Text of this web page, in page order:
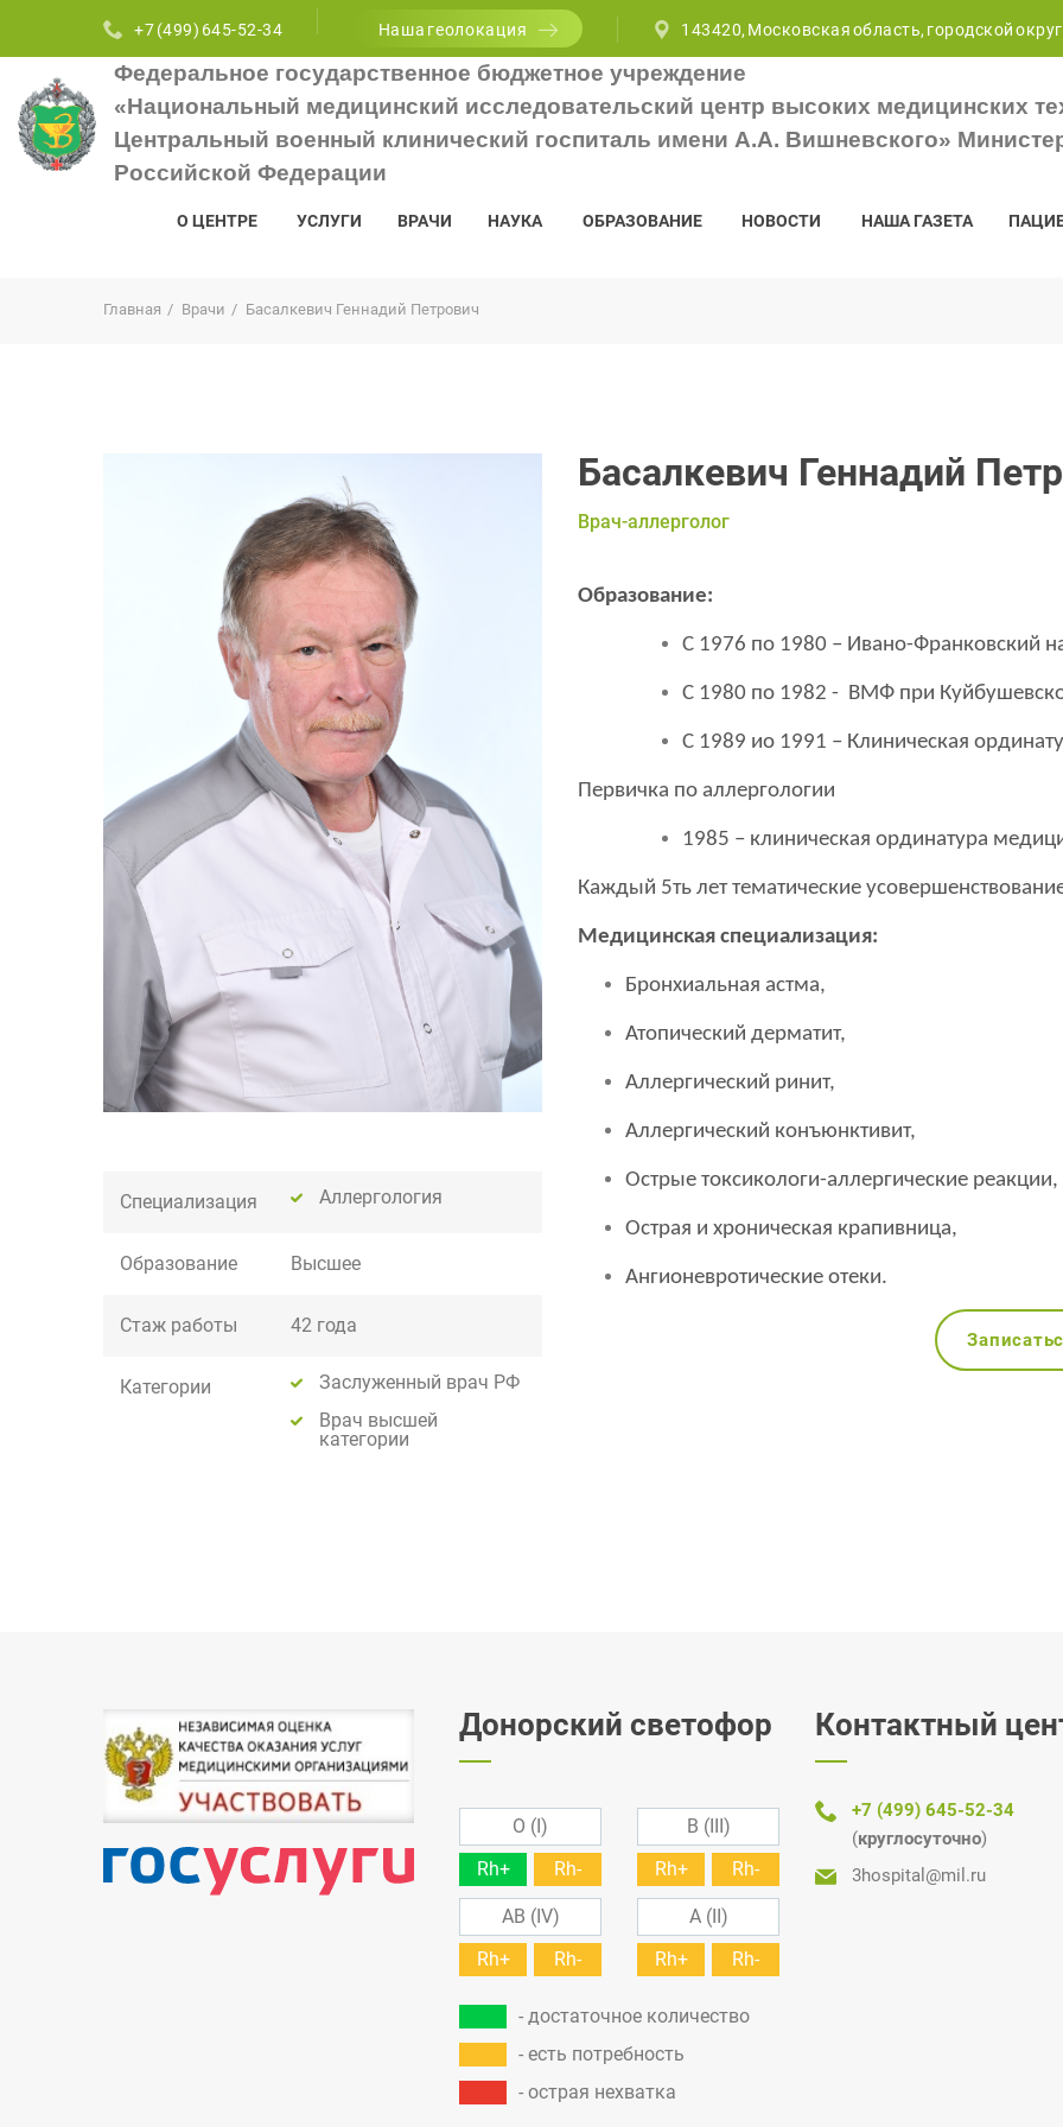
+7 (499) 645-52-34 Наша геолокация 143420, Московская область, городской
Федеральное государственное бюджетное учреждение
«Национальный медицинский исследовательский центр высоких медицинских
Центральный военный клинический госпиталь имени А.А. Вишневского»
Российской Федерации
О ЦЕНТРЕ УСЛУГИ ВРАЧИ НАУКА ОБРАЗОВАНИЕ НОВОСТИ НАША ГАЗЕТА
Главная Врачи Басалкевич Геннадий Петрович
Специализация Аллергология
Образование Высшее
Стаж работы 42 года
Категории
Заслуженный врач РФ
Врач высшей
категории
Басалкевич Геннадий
Врач-аллерголог
Образование:
С 1976 по 1980 – Ивано-Франковский
С 1980 по 1982 - ВМФ при
С 1989 ио 1991 – Клиническая
Первичка по аллергологии
1985 – клиническая ординатура
Каждый 5ть лет тематические
Медицинская специализация:
Бронхиальная астма,
Атопический дерматит,
Аллергический ринит,
Аллергический конъюнктивит,
Острые токсикологи-аллергические реакции,
Острая и хроническая крапивница,
Ангионевротические отеки.
Донорский светофор
O (I)
Rh+
Rh-
B (III)
Rh+
Rh-
AB (IV)
Rh+
Rh-
A (II)
Rh+
Rh-
- достаточное количество
- есть потребность
- острая нехватка
Контактный
+7 (499) 645-52-34
(круглосуточно)
3hospital@mil.ru